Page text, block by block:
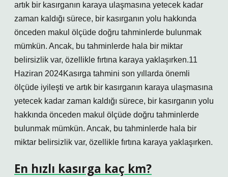
artık bir kasırganın karaya ulaşmasına yetecek kadar
zaman kaldığı sürece, bir kasırganın yolu hakkında
önceden makul ölçüde doğru tahminlerde bulunmak
mümkün. Ancak, bu tahminlerde hala bir miktar
belirsizlik var, özellikle fırtına karaya yaklaşırken.11
Haziran 2024Kasırga tahmini son yıllarda önemli
ölçüde iyileşti ve artık bir kasırganın karaya ulaşmasına
yetecek kadar zaman kaldığı sürece, bir kasırganın yolu
hakkında önceden makul ölçüde doğru tahminlerde
bulunmak mümkün. Ancak, bu tahminlerde hala bir
miktar belirsizlik var, özellikle fırtına karaya yaklaşırken.
En hızlı kasırga kaç km?